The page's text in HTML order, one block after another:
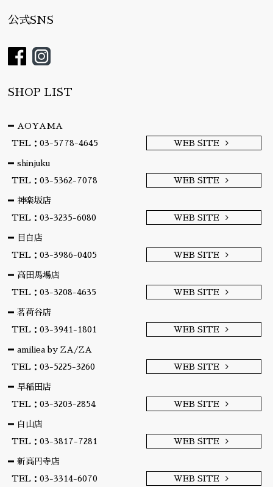
公式SNS
SHOP LIST
AOYAMA
TEL：03-5778-4645
WEB SITE
shinjuku
TEL：03-5362-7078
WEB SITE
神楽坂店
TEL：03-3235-6080
WEB SITE
目白店
TEL：03-3986-0405
WEB SITE
高田馬場店
TEL：03-3208-4635
WEB SITE
茗荷谷店
TEL：03-3941-1801
WEB SITE
amiliea by ZA/ZA
TEL：03-5225-3260
WEB SITE
早稲田店
TEL：03-3203-2854
WEB SITE
白山店
TEL：03-3817-7281
WEB SITE
新高円寺店
TEL：03-3314-6070
WEB SITE